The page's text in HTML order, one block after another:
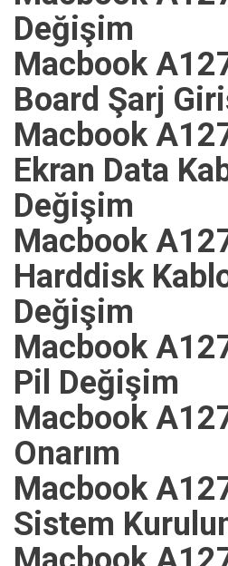
Değişim
Macbook
Board Şarj
Macbook
Ekran Data
Değişim
Macbook
Harddisk
Değişim
Macbook
Pil Değişim
Macbook
Onarım
Macbook
Sistem